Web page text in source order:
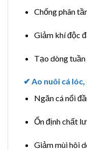
Chống phân
Giảm khí độc
Tạo dòng tuần
✔ Ao nuôi cá
Ngăn cá nổi
Ổn định chất
Giảm mùi hôi